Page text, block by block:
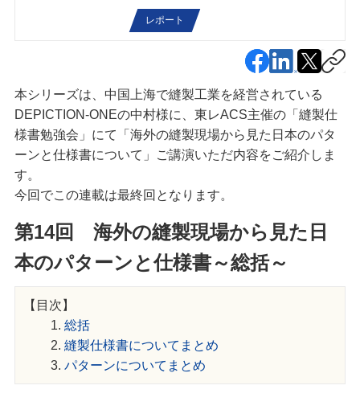
レポート
本シリーズは、中国上海で縫製工業を経営されている
DEPICTION-ONEの中村様に、東レACS主催の「縫製仕
様書勉強会」にて「海外の縫製現場から見た日本のパタ
ーンと仕様書について」ご講演いただ内容をご紹介しま
す。
今回でこの連載は最終回となります。
第14回 海外の縫製現場から見た日
本のパターンと仕様書～総括～
【目次】
総括
縫製仕様書についてまとめ
パターンについてまとめ